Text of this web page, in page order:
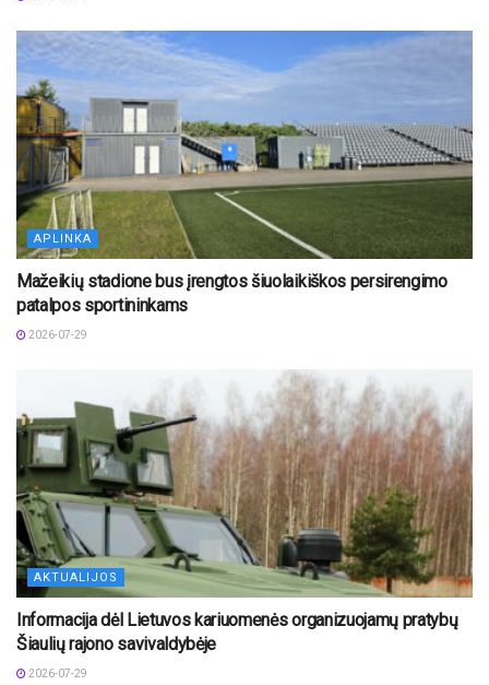
APLINKA
Mažeikių stadione bus įrengtos šiuolaikiškos persirengimo
patalpos sportininkams
2026-07-29
AKTUALIJOS
Informacija dėl Lietuvos kariuomenės organizuojamų pratybų
Šiaulių rajono savivaldybėje
2026-07-29